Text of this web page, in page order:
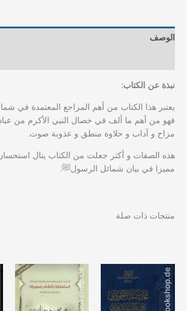
الوصف
نبذة عن الكتاب:
يعتبر هذا الكتاب من أهم المراجع المعتمدة في
فهو من أهم ما ألف في خصال النبي الأكرم من
مزاح و آداب و حلاوة منطق و عذوبة صوت.
هذه الصفات و أكثر جعلت من الكتاب ينال
مميزا في بيان شمائل الرسولﷺ.
منتجات ذات صلة